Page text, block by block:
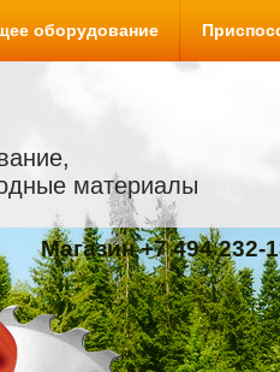
материалы
Магазин +7 494 232-
оборудование